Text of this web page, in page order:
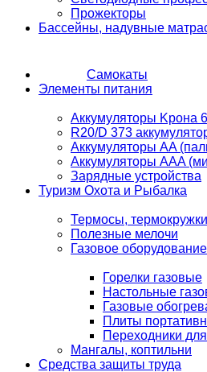
Прожекторы
Бассейны, надувные
Самокаты
Элементы питания
Аккумуляторы Kрона
R20/D 373
Аккумуляторы AA
Аккумуляторы AAA
Зарядные устройства
Туризм Охота и Рыбалка
Термосы, термокружки
Полезные мелочи
Газовое оборудование
Горелки газовые
Настольные
Газовые
Плиты
Переходники
Мангалы, коптильни
Средства защиты труда